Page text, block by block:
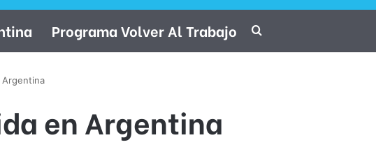
Programa Volver Al Trabajo
Argentina
en Argentina